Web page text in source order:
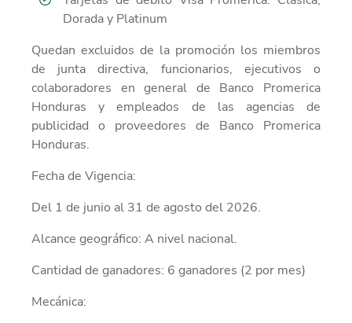
Dorada y Platinum
Quedan excluidos de la promoción los miembros
de junta directiva, funcionarios, ejecutivos o
colaboradores en general de Banco Promerica
Honduras y empleados de las agencias de
publicidad o proveedores de Banco Promerica
Honduras.
Fecha de Vigencia:
Del 1 de junio al 31 de agosto del 2026.
Alcance geográfico: A nivel nacional.
Cantidad de ganadores: 6 ganadores (2 por mes)
Mecánica: